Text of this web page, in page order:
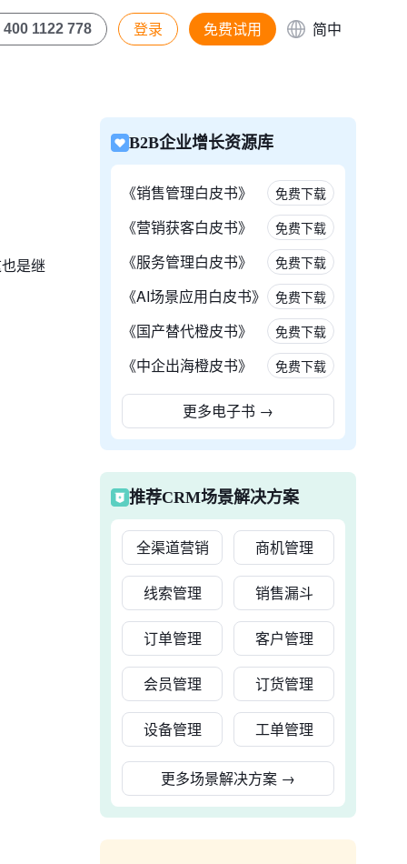
400 1122 778 登录 免费试用 简中
是继
B2B企业增长资源库
《销售管理白皮书》 免费下载
《营销获客白皮书》 免费下载
《服务管理白皮书》 免费下载
《AI场景应用白皮书》 免费下载
《国产替代橙皮书》 免费下载
《中企出海橙皮书》 免费下载
更多电子书 →
推荐CRM场景解决方案
全渠道营销 商机管理
线索管理 销售漏斗
订单管理 客户管理
会员管理 订货管理
设备管理 工单管理
更多场景解决方案 →